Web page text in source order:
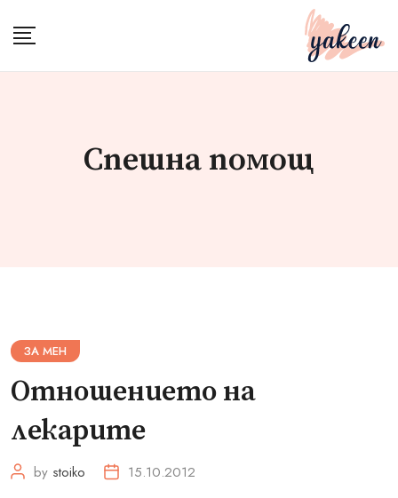
Спешна помощ
ЗА МЕН
Отношението на
лекарите
by stoiko 15.10.2012